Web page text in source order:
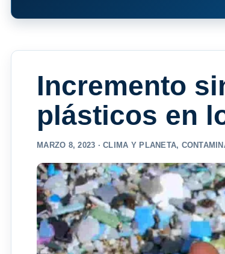
Incremento
plásticos en
MARZO 8, 2023 ·CLIMA Y PLANETA,